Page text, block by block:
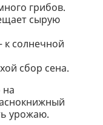
грибов.
сырую
к солнечной
сбор сена.
урожаю.